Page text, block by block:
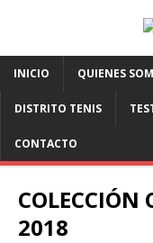
INICIO QUIENES
DISTRITO TENIS
CONTACTO
COLECCIÓN
2018